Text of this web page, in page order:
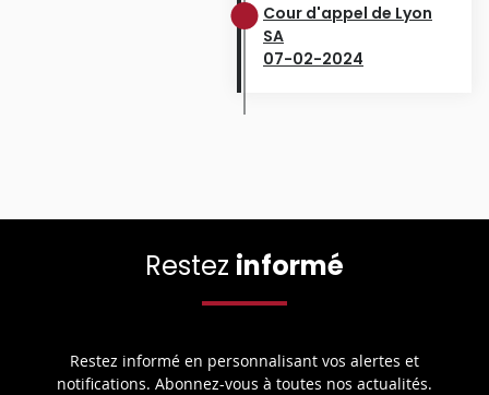
Cour d'appel de Lyon
SA
07-02-2024
Restez informé
Restez informé en personnalisant vos alertes et
notifications. Abonnez-vous à toutes nos actualités.